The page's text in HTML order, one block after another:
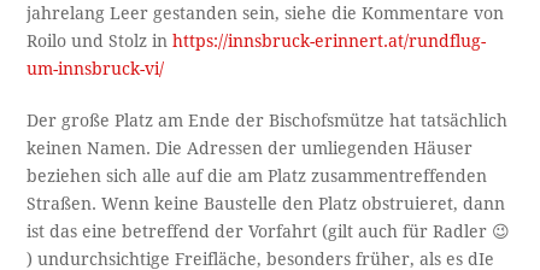
jahrelang Leer gestanden sein, siehe die Kommentare von
Roilo und Stolz inhttps://innsbruck-erinnert.at/rundflug-
um-innsbruck-vi/
Der große Platz am Ende der Bischofsmütze hat tatsächlich
keinen Namen. Die Adressen der umliegenden Häuser
beziehen sich alle auf die am Platz zusammentreffenden
Straßen. Wenn keine Baustelle den Platz obstruieret, dann
ist das eine betreffend der Vorfahrt (gilt auch für Radler 😉
) undurchsichtige Freifläche, besonders früher, als es dIe